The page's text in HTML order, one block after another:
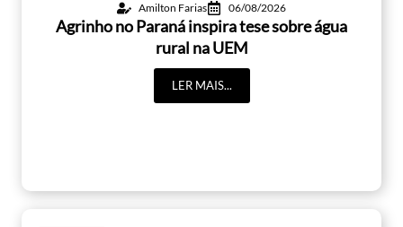
Amilton Farias 06/08/2026
Agrinho no Paraná inspira tese sobre água
rural na UEM
LER MAIS...